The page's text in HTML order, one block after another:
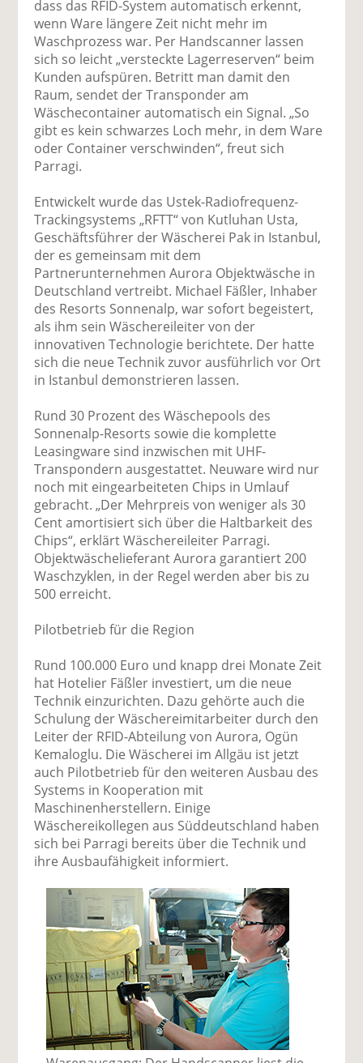
dass das RFID-System automatisch erkennt,
wenn Ware längere Zeit nicht mehr im
Waschprozess war. Per Handscanner lassen
sich so leicht „versteckte Lagerreserven“ beim
Kunden aufspüren. Betritt man damit den
Raum, sendet der Transponder am
Wäschecontainer automatisch ein Signal. „So
gibt es kein schwarzes Loch mehr, in dem Ware
oder Container verschwinden“, freut sich
Parragi.
Entwickelt wurde das Ustek-Radiofrequenz-
Trackingsystems „RFTT“ von Kutluhan Usta,
Geschäftsführer der Wäscherei Pak in Istanbul,
der es gemeinsam mit dem
Partnerunternehmen Aurora Objektwäsche in
Deutschland vertreibt. Michael Fäßler, Inhaber
des Resorts Sonnenalp, war sofort begeistert,
als ihm sein Wäschereileiter von der
innovativen Technologie berichtete. Der hatte
sich die neue Technik zuvor ausführlich vor Ort
in Istanbul demonstrieren lassen.
Rund 30 Prozent des Wäschepools des
Sonnenalp-Resorts sowie die komplette
Leasingware sind inzwischen mit UHF-
Transpondern ausgestattet. Neuware wird nur
noch mit eingearbeiteten Chips in Umlauf
gebracht. „Der Mehrpreis von weniger als 30
Cent amortisiert sich über die Haltbarkeit des
Chips“, erklärt Wäschereileiter Parragi.
Objektwäschelieferant Aurora garantiert 200
Waschzyklen, in der Regel werden aber bis zu
500 erreicht.
Pilotbetrieb für die Region
Rund 100.000 Euro und knapp drei Monate Zeit
hat Hotelier Fäßler investiert, um die neue
Technik einzurichten. Dazu gehörte auch die
Schulung der Wäschereimitarbeiter durch den
Leiter der RFID-Abteilung von Aurora, Ogün
Kemaloglu. Die Wäscherei im Allgäu ist jetzt
auch Pilotbetrieb für den weiteren Ausbau des
Systems in Kooperation mit
Maschinenherstellern. Einige
Wäschereikollegen aus Süddeutschland haben
sich bei Parragi bereits über die Technik und
ihre Ausbaufähigkeit informiert.